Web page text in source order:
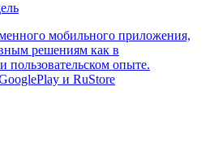
мобильного приложения,
решениям как в
пользовательском опыте.
и RuStore